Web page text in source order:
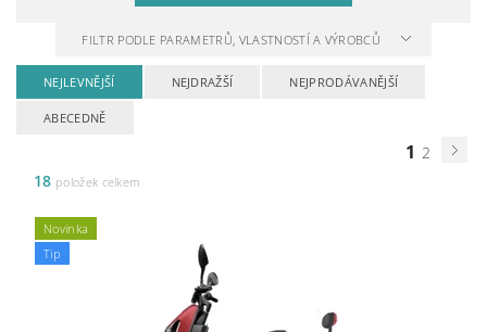
FILTR PODLE PARAMETRŮ, VLASTNOSTÍ A VÝROBCŮ
NEJLEVNĚJŠÍ NEJDRAŽŠÍ NEJPRODÁVANĚJŠÍ
ABECEDNĚ
1 2
18 položek celkem
Novinka
Tip